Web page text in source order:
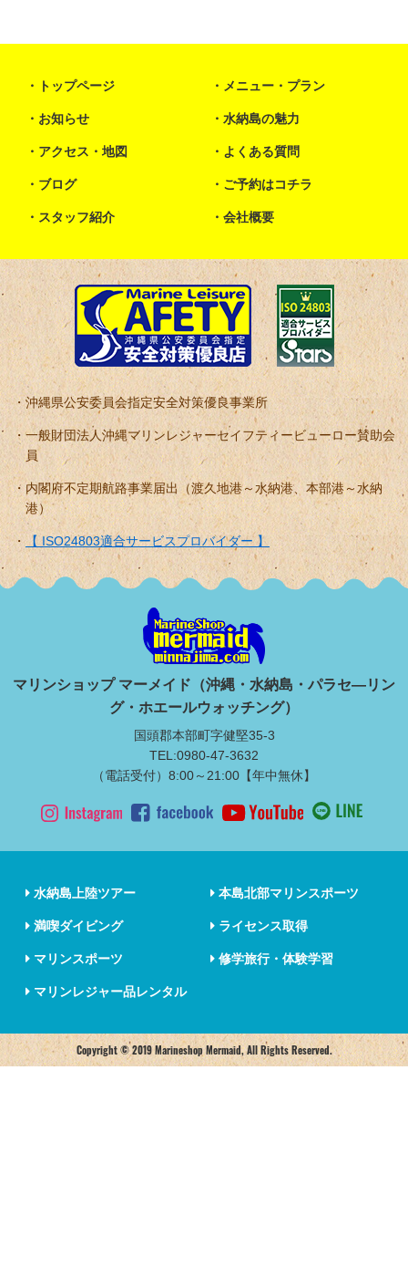
トップページ メニュー・プラン
お知らせ 水納島の魅力
アクセス・地図 よくある質問
ブログ ご予約はコチラ
スタッフ紹介 会社概要
沖縄県公安委員会指定安全対策優良事業所
一般財団法人沖縄マリンレジャーセイフティービューロー賛助会
員
内閣府不定期航路事業届出（渡久地港～水納港、本部港～水納
港）
【 ISO24803適合サービスプロバイダー 】
マリンショップ マーメイド（沖縄・水納島・パラセ―リン
グ・ホエールウォッチング）
国頭郡本部町字健堅35-3
TEL:0980-47-3632
（電話受付）8:00～21:00【年中無休】
水納島上陸ツアー 本島北部マリンスポーツ
満喫ダイビング ライセンス取得
マリンスポーツ 修学旅行・体験学習
マリンレジャー品レンタル
Copyright © 2019 Marineshop Mermaid, All Rights Reserved.